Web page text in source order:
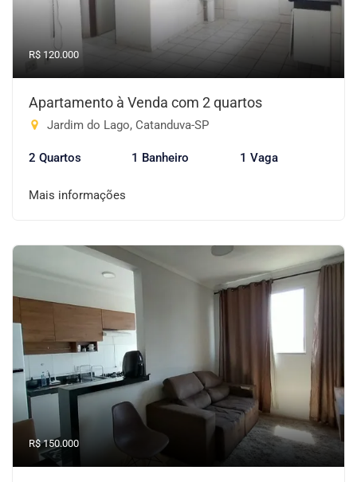
R$ 120.000
Apartamento à Venda com 2 quartos
Jardim do Lago, Catanduva-SP
2 Quartos 1 Banheiro 1 Vaga
Mais informações
R$ 150.000